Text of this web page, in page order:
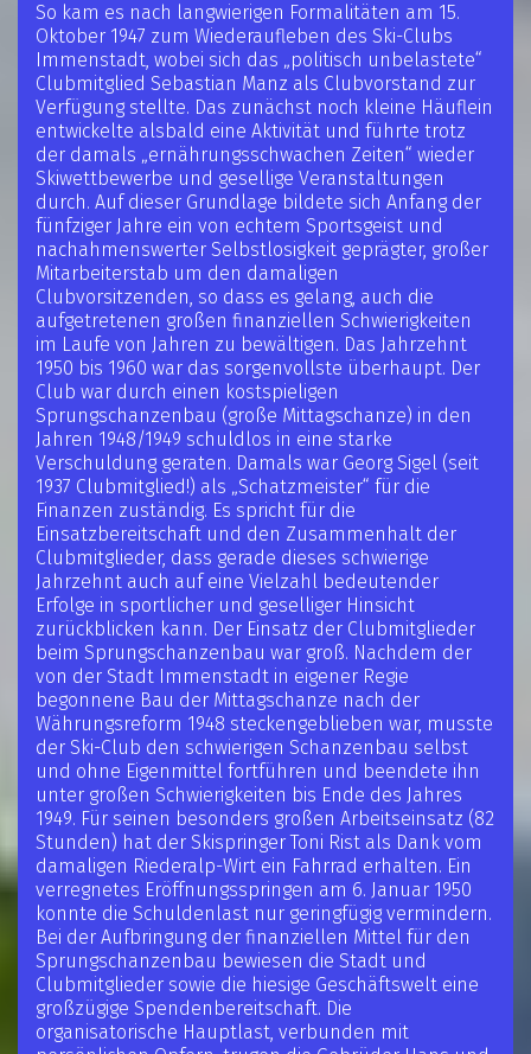
So kam es nach langwierigen Formalitäten am 15.
Oktober 1947 zum Wiederaufleben des Ski-Clubs
Immenstadt, wobei sich das „politisch unbelastete“
Clubmitglied Sebastian Manz als Clubvorstand zur
Verfügung stellte. Das zunächst noch kleine Häuflein
entwickelte alsbald eine Aktivität und führte trotz
der damals „ernährungsschwachen Zeiten“ wieder
Skiwettbewerbe und gesellige Veranstaltungen
durch. Auf dieser Grundlage bildete sich Anfang der
fünfziger Jahre ein von echtem Sportsgeist und
nachahmenswerter Selbstlosigkeit geprägter, großer
Mitarbeiterstab um den damaligen
Clubvorsitzenden, so dass es gelang, auch die
aufgetretenen großen finanziellen Schwierigkeiten
im Laufe von Jahren zu bewältigen. Das Jahrzehnt
1950 bis 1960 war das sorgenvollste überhaupt. Der
Club war durch einen kostspieligen
Sprungschanzenbau (große Mittagschanze) in den
Jahren 1948/1949 schuldlos in eine starke
Verschuldung geraten. Damals war Georg Sigel (seit
1937 Clubmitglied!) als „Schatzmeister“ für die
Finanzen zuständig. Es spricht für die
Einsatzbereitschaft und den Zusammenhalt der
Clubmitglieder, dass gerade dieses schwierige
Jahrzehnt auch auf eine Vielzahl bedeutender
Erfolge in sportlicher und geselliger Hinsicht
zurückblicken kann. Der Einsatz der Clubmitglieder
beim Sprungschanzenbau war groß. Nachdem der
von der Stadt Immenstadt in eigener Regie
begonnene Bau der Mittagschanze nach der
Währungsreform 1948 steckengeblieben war, musste
der Ski-Club den schwierigen Schanzenbau selbst
und ohne Eigenmittel fortführen und beendete ihn
unter großen Schwierigkeiten bis Ende des Jahres
1949. Für seinen besonders großen Arbeitseinsatz (82
Stunden) hat der Skispringer Toni Rist als Dank vom
damaligen Riederalp-Wirt ein Fahrrad erhalten. Ein
verregnetes Eröffnungsspringen am 6. Januar 1950
konnte die Schuldenlast nur geringfügig vermindern.
Bei der Aufbringung der finanziellen Mittel für den
Sprungschanzenbau bewiesen die Stadt und
Clubmitglieder sowie die hiesige Geschäftswelt eine
großzügige Spendenbereitschaft. Die
organisatorische Hauptlast, verbunden mit